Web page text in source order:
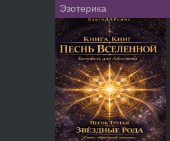
Эзотерика